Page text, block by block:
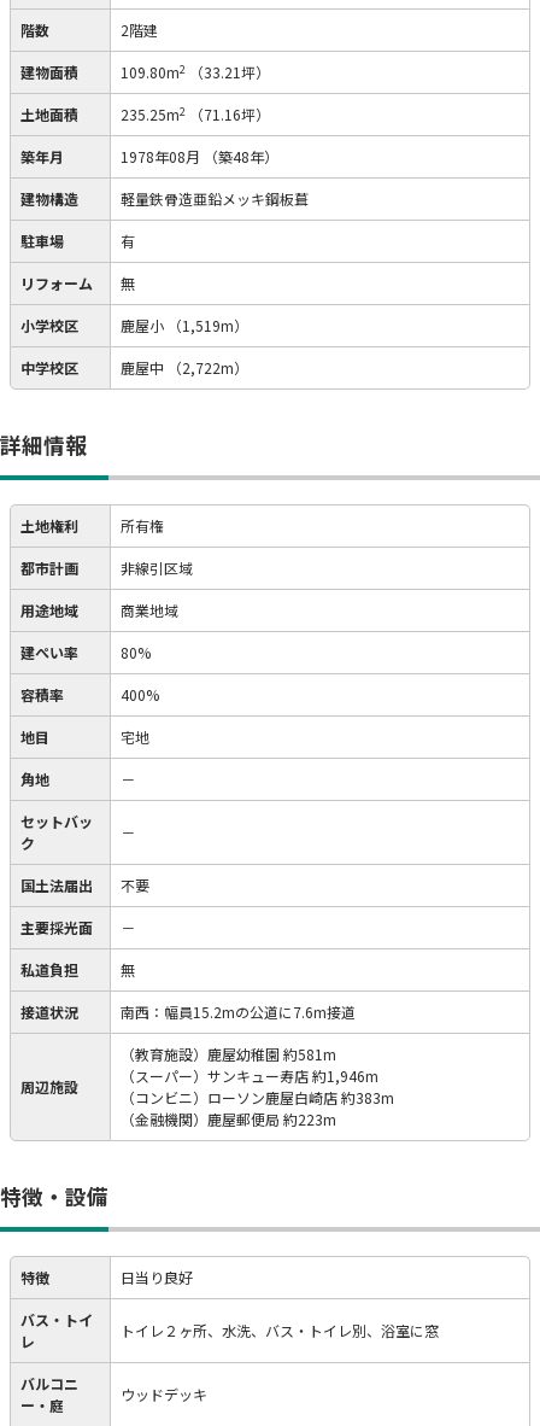
階数 2階建
建物面積 109.80m2 （33.21坪）
土地面積 235.25m2 （71.16坪）
築年月 1978年08月 （築48年）
建物構造 軽量鉄骨造亜鉛メッキ鋼板葺
駐車場 有
リフォーム 無
小学校区 鹿屋小 （1,519m）
中学校区 鹿屋中 （2,722m）
詳細情報
土地権利 所有権
都市計画 非線引区域
用途地域 商業地域
建ぺい率 80%
容積率 400%
地目 宅地
角地 －
セットバッ
ク
－
国土法届出 不要
主要採光面 －
私道負担 無
接道状況 南西：幅員15.2mの公道に7.6m接道
周辺施設
（教育施設）鹿屋幼稚園 約581m
（スーパー）サンキュー寿店 約1,946m
（コンビニ）ローソン鹿屋白崎店 約383m
（金融機関）鹿屋郵便局 約223m
特徴・設備
特徴 日当り良好
バス・トイ
レ
トイレ２ヶ所、水洗、バス・トイレ別、浴室に窓
バルコニ
ー・庭
ウッドデッキ